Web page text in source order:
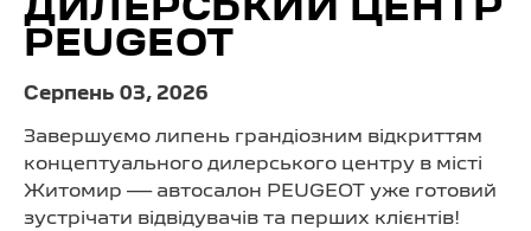
ДИЛЕРСЬКИЙ ЦЕНТР
PEUGEOT
Серпень 03, 2026
Завершуємо липень грандіозним відкриттям
концептуального дилерського центру в місті
Житомир — автосалон PEUGEOT уже готовий
зустрічати відвідувачів та перших клієнтів!